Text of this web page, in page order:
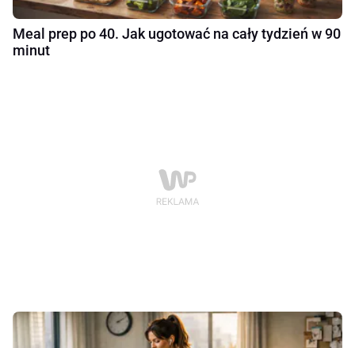
Meal prep po 40. Jak ugotować na cały tydzień w 90
minut